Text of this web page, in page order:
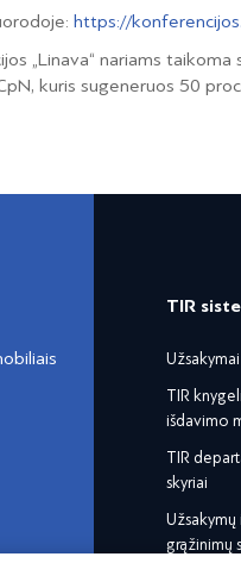
https://
„Linava“ nariams
kuris sugeneruos 50
TIR
Užsakymai
TIR
išdavimo
TIR
skyriai
Užsakymų
grąžinimų